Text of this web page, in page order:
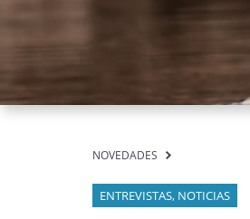
NOVEDADES
ENTREVISTAS, NOTICIAS